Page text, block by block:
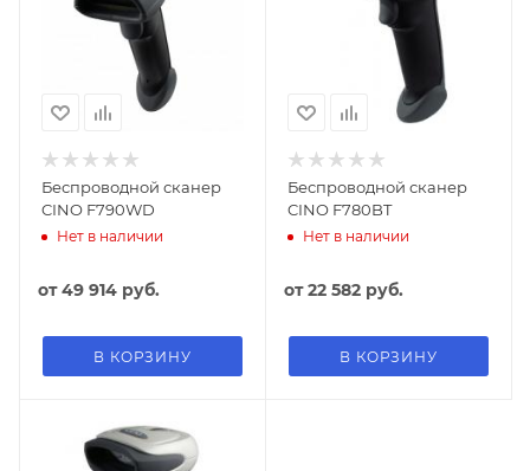
Беспроводной сканер
CINO F790WD
Нет в наличии
от49 914 руб.
В КОРЗИНУ
Беспроводной сканер
CINO F780BT
Нет в наличии
от22 582 руб.
В КОРЗИНУ